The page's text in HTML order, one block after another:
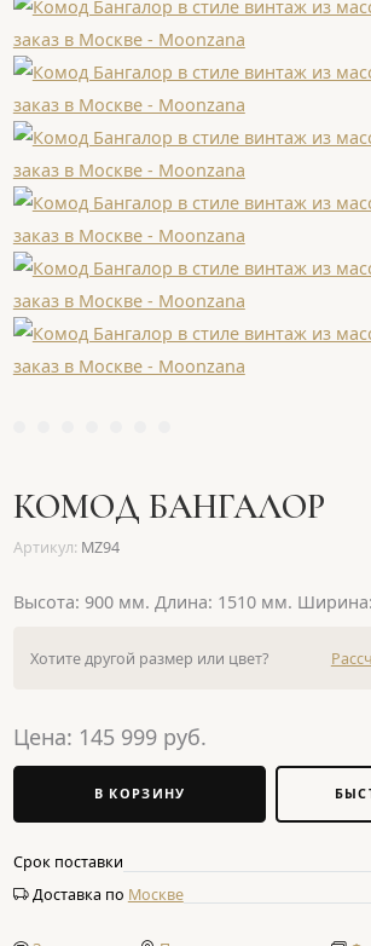
КОМОД БАНГАЛОР
Артикул: MZ94
Высота: 900 мм. Длина: 1510 мм.
Хотите другой размер или цвет?
Цена: 145 999руб.
В КОРЗИНУ
Срок поставки
Доставка по Москве